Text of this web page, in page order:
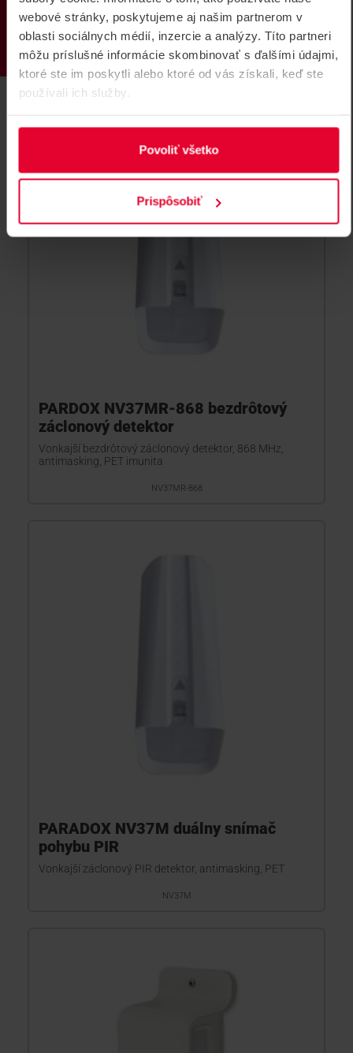
webové stránky, poskytujeme aj našim partnerom v
oblasti sociálnych médií, inzercie a analýzy. Títo partneri
môžu príslušné informácie skombinovať s ďalšími údajmi,
ktoré ste im poskytli alebo ktoré od vás získali, keď ste
používali ich služby.
Povoliť všetko
Prispôsobiť
strieška
dažďom, snehom, atď.
NV780MRC
PARDOX NV37MR-868 bezdrôtový
záclonový detektor
Vonkajší bezdrôtový záclonový detektor, 868 MHz,
antimasking, PET imunita
NV37MR-868
PARADOX NV37M duálny snímač
pohybu PIR
Vonkajší záclonový PIR detektor, antimasking, PET
NV37M